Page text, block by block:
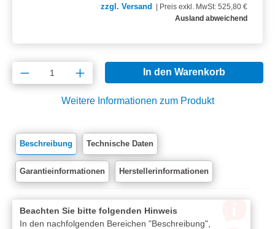
zzgl. Versand
Preis exkl. MwSt: 525,80 €
Ausland abweichend
Produkt Anzahl: Gib den gewünschten
In den Warenkorb
Weitere Informationen zum Produkt
Beschreibung Technische Daten
Garantieinformationen Herstellerinformationen
Beachten Sie bitte folgenden Hinweis
In den nachfolgenden Bereichen "Beschreibung",